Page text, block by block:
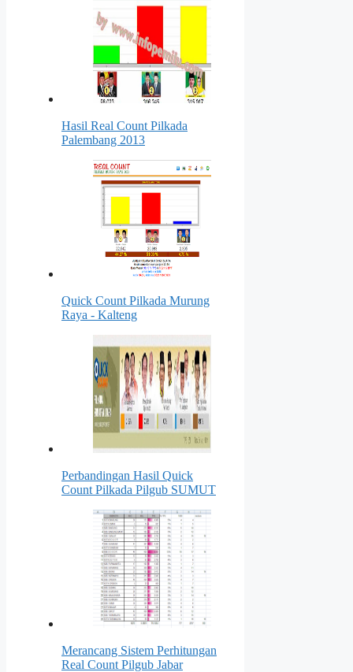
Hasil Real Count Pilkada
Palembang 2013
Quick Count Pilkada Murung
Raya - Kalteng
Perbandingan Hasil Quick
Count Pilkada Pilgub SUMUT
Merancang Sistem Perhitungan
Real Count Pilgub Jabar